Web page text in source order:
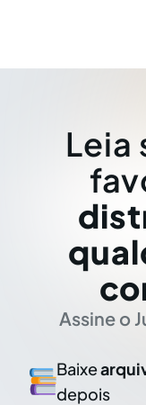
Leia
Assine o
Baixe
depois